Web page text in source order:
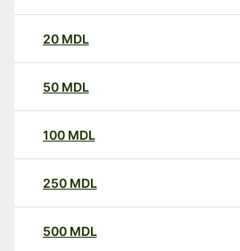
20 MDL
50 MDL
100 MDL
250 MDL
500 MDL